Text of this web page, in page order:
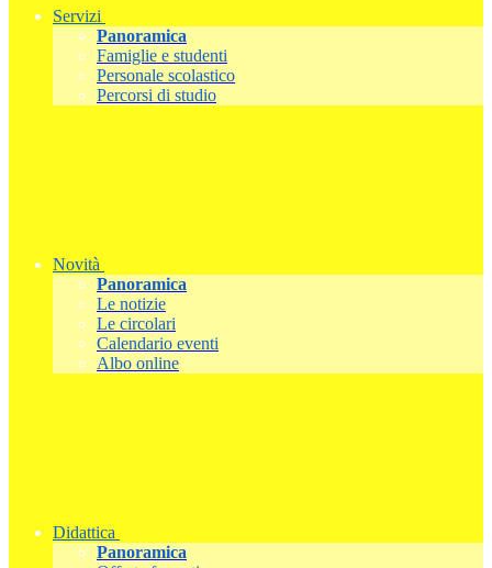
Servizi
Panoramica
Famiglie e studenti
Personale scolastico
Percorsi di studio
Novità
Panoramica
Le notizie
Le circolari
Calendario eventi
Albo online
Didattica
Panoramica